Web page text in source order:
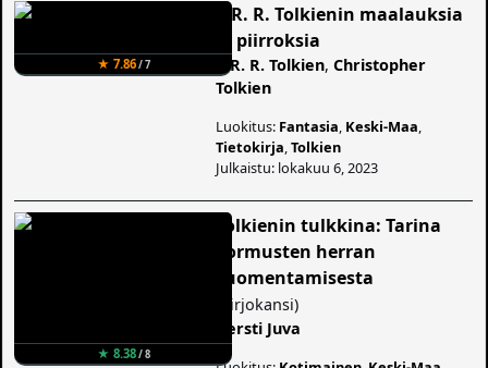
★ 7.86/ 7
J. R. R. Tolkienin maalauksia
ja piirroksia
J. R. R. Tolkien,Christopher
Tolkien
Luokitus: Fantasia Keski-Maa
Tietokirja ,Tolkien
Julkaistu: lokakuu 6, 2023
★ 8.38/ 8
Tolkienin tulkkina: Tarina
Sormusten herran
suomentamisesta
Kirjokansi)
Kersti Juva